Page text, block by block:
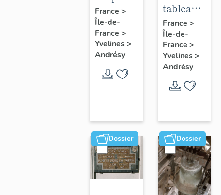
:
acrobate
France >
Île-de-
France >
Yvelines>
Andrésy
tableau :
Adoration
des
bergers
France >
Île-de-
France >
Yvelines>
Andrésy
Dossier Dossier